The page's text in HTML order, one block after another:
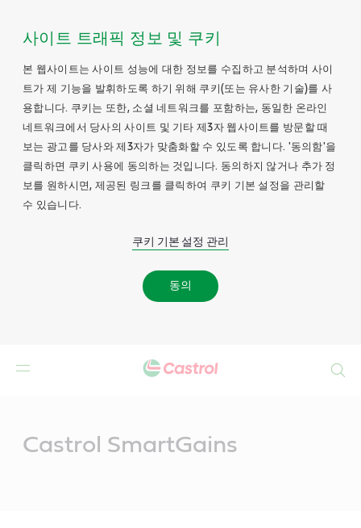
사이트 트래픽 정보 및 쿠키
본 웹사이트는 사이트 성능에 대한 정보를 수집하고 분석하며 사이
트가 제 기능을 발휘하도록 하기 위해 쿠키(또는 유사한 기술)를 사
용합니다. 쿠키는 또한, 소셜 네트워크를 포함하는, 동일한 온라인
네트워크에서 당사의 사이트 및 기타 제3자 웹사이트를 방문할 때
보는 광고를 당사와 제3자가 맞춤화할 수 있도록 합니다. '동의함'을
클릭하면 쿠키 사용에 동의하는 것입니다. 동의하지 않거나 추가 정
보를 원하시면, 제공된 링크를 클릭하여 쿠키 기본 설정을 관리할
수 있습니다.
쿠키 기본 설정 관리
동의
Castrol SmartGains